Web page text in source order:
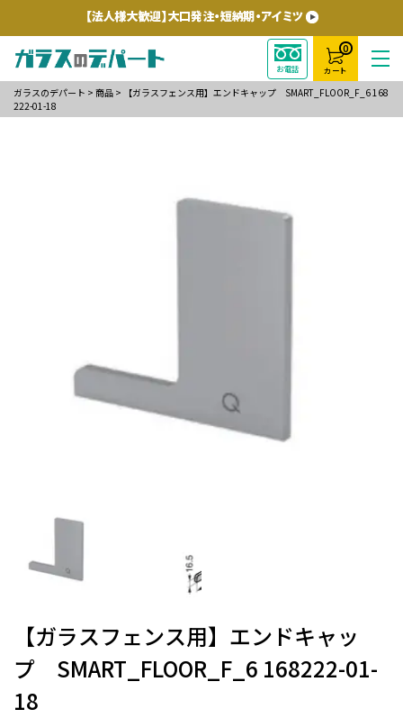
お電話 カート
0
ガラスのデパート > 商品 >
【ガラスフェンス用】エンドキャップ SMART_FLOOR_F_6 168
222-01-18
【ガラスフェンス用】エンドキャッ
プ SMART_FLOOR_F_6 168222-01-
18